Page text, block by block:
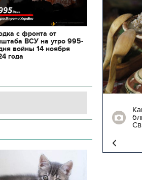
с фронта от
ВСУ на утро 995-
войны 14 ноября
года
к фильму